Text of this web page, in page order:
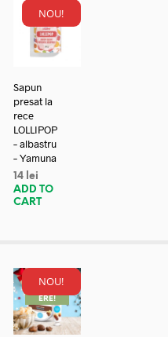
NOU!
Sapun
presat la
rece
LOLLIPOP
– albastru
– Yamuna
14 lei
ADD TO
CART
NOU!
REDUC
ERE!